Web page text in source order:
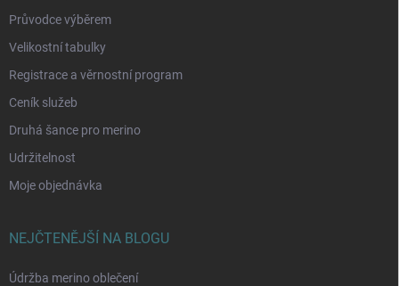
Průvodce výběrem
Velikostní tabulky
Registrace a věrnostní program
Ceník služeb
Druhá šance pro merino
Udržitelnost
Moje objednávka
NEJČTENĚJŠÍ NA BLOGU
Údržba merino oblečení